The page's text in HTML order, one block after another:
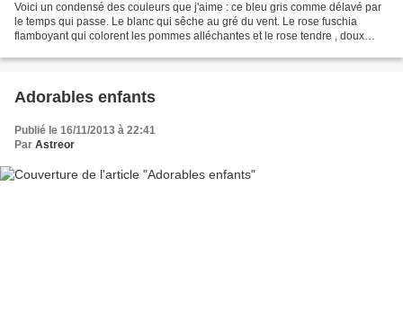
Voici un condensé des couleurs que j'aime : ce bleu gris comme délavé par
le temps qui passe. Le blanc qui sêche au gré du vent. Le rose fuschia
flamboyant qui colorent les pommes alléchantes et le rose tendre , doux
Adorables enfants
Publié le 16/11/2013 à 22:41
Par Astreor